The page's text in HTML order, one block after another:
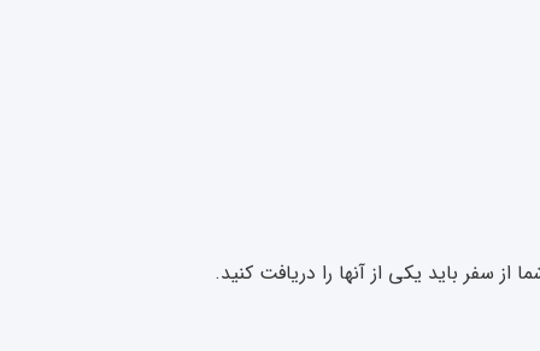
سفر باید یکی از آنها را دریافت کنید.